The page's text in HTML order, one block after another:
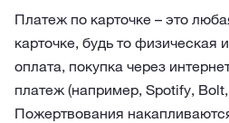
Платеж по карточке – это
карточке, будь то физическая
оплата, покупка через
платеж (например, Spotify, Bolt,
Пожертвования